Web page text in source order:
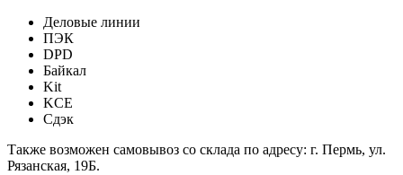
Деловые линии
ПЭК
DPD
Байкал
Kit
KCE
Сдэк
Также возможен самовывоз со склада по адресу: г. Пермь, ул.
Рязанская, 19Б.